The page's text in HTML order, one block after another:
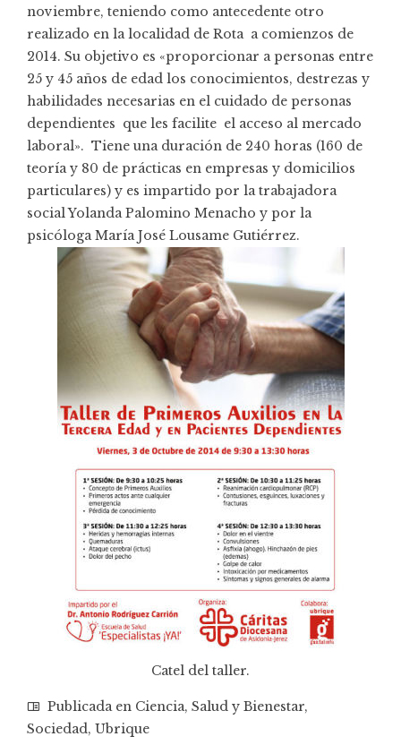
noviembre, teniendo como antecedente otro
realizado en la localidad de Rota a comienzos de
2014. Su objetivo es «proporcionar a personas entre
25 y 45 años de edad los conocimientos, destrezas y
habilidades necesarias en el cuidado de personas
dependientes que les facilite el acceso al mercado
laboral». Tiene una duración de 240 horas (160 de
teoría y 80 de prácticas en empresas y domicilios
particulares) y es impartido por la trabajadora
social Yolanda Palomino Menacho y por la
psicóloga María José Lousame Gutiérrez.
Catel del taller.
Publicada en Ciencia, Salud y Bienestar,
Sociedad, Ubrique